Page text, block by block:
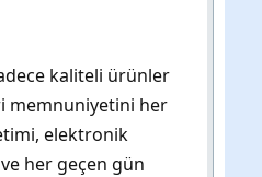
kaliteli ürünler
memnuniyetini her
elektronik
her geçen gün